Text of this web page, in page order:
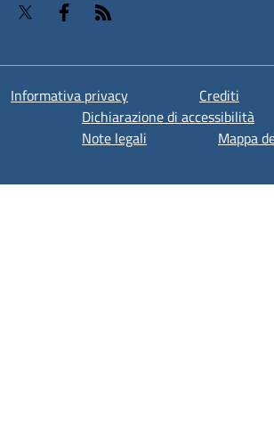
Twitter Facebook
Informativa privacy
Crediti
Dichiarazione di accessibilità
Note legali
Mappa